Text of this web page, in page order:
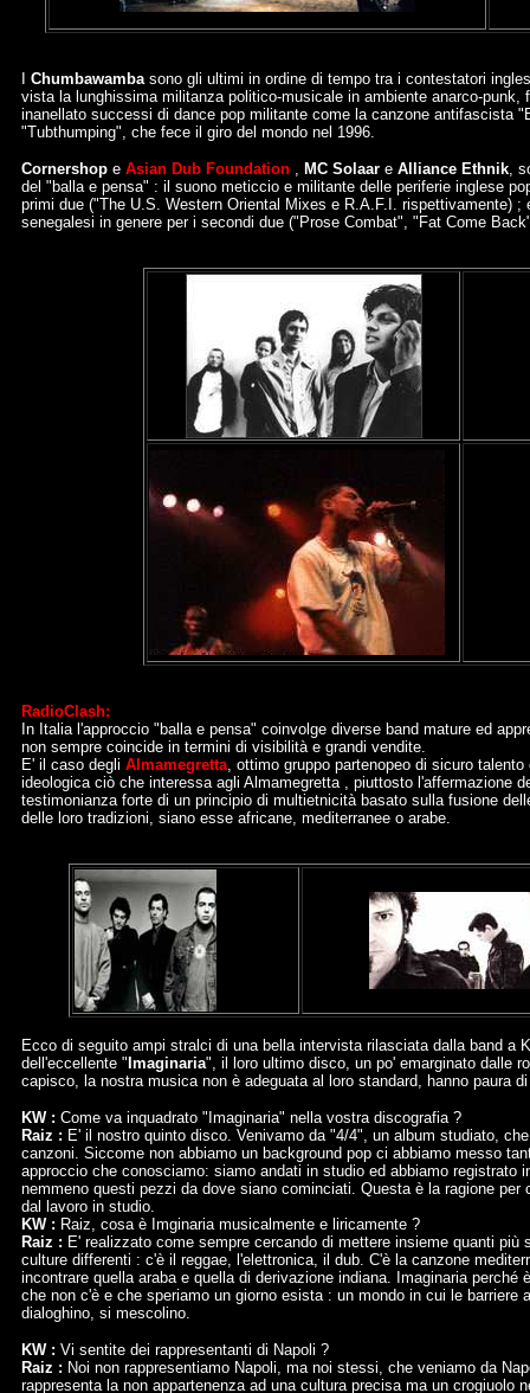
Chumbawambasono gli ultimi in ordine di tempo tra i contestatori
vista la lunghissima militanza politico-musicale in ambiente anarco-
inanellato successi di dance pop militante come la canzone antifascista
"Tubthumping", che fece il giro del mondo nel 1996.
Cornershop e Asian Dub Foundation , MC Solaar e Alliance Ethnik,
del "balla e pensa" : il suono meticcio e militante delle periferie inglese
primi due ("The U.S. Western Oriental Mixes e R.A.F.I. rispettivamente)
senegalesi in genere per i secondi due ("Prose Combat", "Fat Come
RadioClash:
In Italia l'approccio "balla e pensa" coinvolge diverse band mature ed
non sempre coincide in termini di visibilità e grandi vendite.
E' il caso degli Almamegretta, ottimo gruppo partenopeo di sicuro
ideologica ciò che interessa agli Almamegretta , piuttosto l'affermazione
testimonianza forte di un principio di multietnicità basato sulla fusione
delle loro tradizioni, siano esse africane, mediterranee o arabe.
Ecco di seguito ampi stralci di una bella intervista rilasciata dalla band a
dell'eccellente " Imaginaria", il loro ultimo disco, un po' emarginato dalle
capisco, la nostra musica non è adeguata al loro standard, hanno paura
KW : Come va inquadrato "Imaginaria" nella vostra discografia ?
Raiz : E' il nostro quinto disco. Venivamo da "4/4", un album studiato,
canzoni. Siccome non abbiamo un background pop ci abbiamo messo
approccio che conosciamo: siamo andati in studio ed abbiamo
nemmeno questi pezzi da dove siano cominciati. Questa è la ragione
dal lavoro in studio.
KW : Raiz, cosa è Imginaria musicalmente e liricamente ?
Raiz : E' realizzato come sempre cercando di mettere insieme quanti
culture differenti : c'è il reggae, l'elettronica, il dub. C'è la canzone
incontrare quella araba e quella di derivazione indiana. Imaginaria
che non c'è e che speriamo un giorno esista : un mondo in cui le barriere
dialoghino, si mescolino.
KW : Vi sentite dei rappresentanti di Napoli ?
Raiz : Noi non rappresentiamo Napoli, ma noi stessi, che veniamo da
rappresenta la non appartenenza ad una cultura precisa ma un crogiuolo